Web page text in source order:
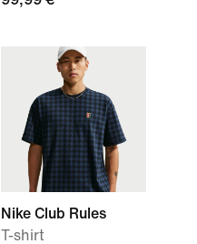
Nike Club Rules
T-shirt